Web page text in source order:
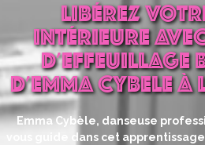
LIBÉREZ
INTÉRIEURE
D'EFFEUILLAGE
D'EMMA CYBELE À
Emma Cybèle, danseuse
vous guide dans cet